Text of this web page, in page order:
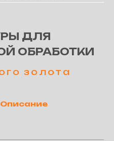
Описание